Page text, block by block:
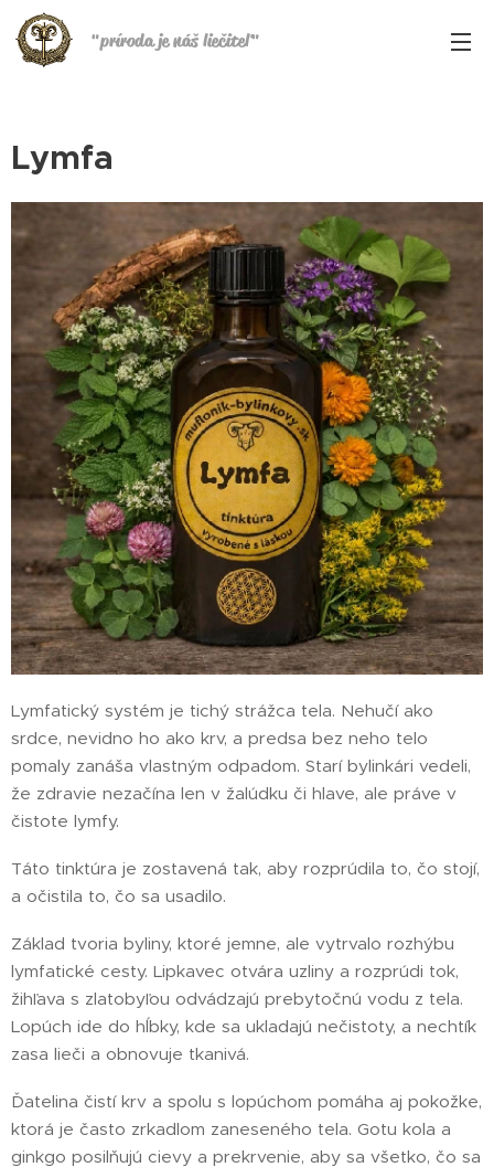
"príroda je náš liečiteľ"
Lymfa
Lymfatický systém je tichý strážca tela. Nehučí ako
srdce, nevidno ho ako krv, a predsa bez neho telo
pomaly zanáša vlastným odpadom. Starí bylinkári vedeli,
že zdravie nezačína len v žalúdku či hlave, ale práve v
čistote lymfy.
Táto tinktúra je zostavená tak, aby rozprúdila to, čo stojí,
a očistila to, čo sa usadilo.
Základ tvoria byliny, ktoré jemne, ale vytrvalo rozhýbu
lymfatické cesty. Lipkavec otvára uzliny a rozprúdi tok,
žihľava s zlatobyľou odvádzajú prebytočnú vodu z tela.
Lopúch ide do hĺbky, kde sa ukladajú nečistoty, a nechtík
zasa lieči a obnovuje tkanivá.
Ďatelina čistí krv a spolu s lopúchom pomáha aj pokožke,
ktorá je často zrkadlom zaneseného tela. Gotu kola a
ginkgo posilňujú cievy a prekrvenie, aby sa všetko, čo sa